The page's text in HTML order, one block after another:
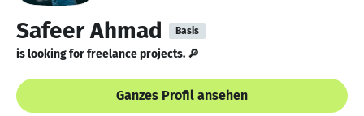
Safeer Ahmad Basis
is looking for freelance projects. 🔎
Ganzes Profil ansehen